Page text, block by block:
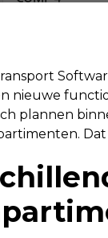
nieuwe
plannen